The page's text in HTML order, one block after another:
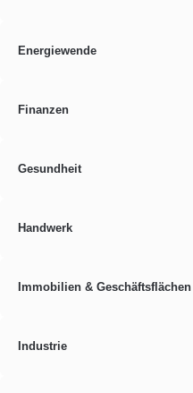
Energiewende
Finanzen
Gesundheit
Handwerk
Immobilien & Geschäftsflächen
Industrie